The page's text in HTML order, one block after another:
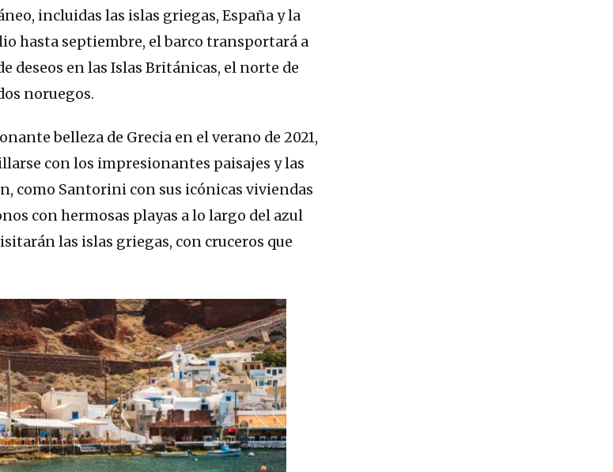
incluidas las islas griegas, España y la
hasta septiembre, el barco transportará a
deseos en las Islas Británicas, el norte de
noruegos.
belleza de Grecia en el verano de 2021,
con los impresionantes paisajes y las
como Santorini con sus icónicas viviendas
con hermosas playas a lo largo del azul
las islas griegas, con cruceros que